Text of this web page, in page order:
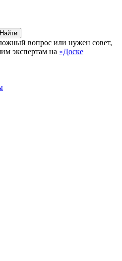
Найти
вопрос или нужен совет,
экспертам на «Доске